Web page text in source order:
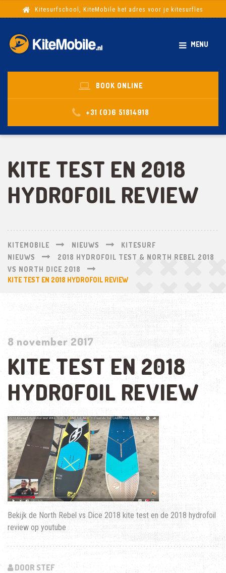
Kitesurfschool, KiteMobile het adres voor je kitesurfles
MENU
BOOK ONLINE
+31 (0)6 51814918
KITE TEST EN 2018
HYDROFOIL REVIEW
KITEMOBILE NIEUWS
KITESURF
NIEUWS
2018 HYDROFOIL TEST & NORTH REBEL 2018
VS NORTH DICE 2018
KITE TEST EN 2018 HYDROFOIL REVIEW
8 november 2017
KITE TEST EN 2018
HYDROFOIL REVIEW
Bekijk de North Rebel vs Dice 2018 kite test en de 2018 hydrofoil
review op youtube
DOOR STEF